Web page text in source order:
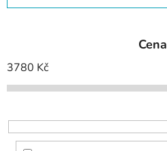
z
í
p
o
d
Cena
3780 Kč